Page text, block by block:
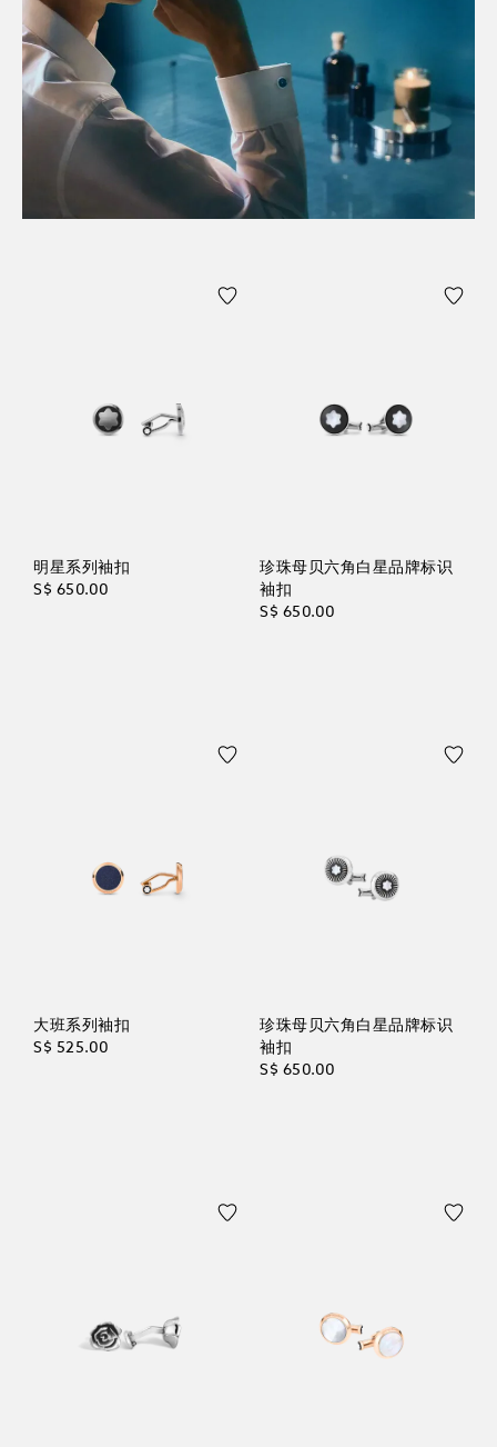
明星系列袖扣
S$ 650.00
珍珠母贝六角白星品牌标识
袖扣
S$ 650.00
大班系列袖扣
S$ 525.00
珍珠母贝六角白星品牌标识
袖扣
S$ 650.00